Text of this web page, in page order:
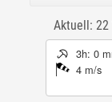
Aktuell: 22
3h: 0
4 m/s